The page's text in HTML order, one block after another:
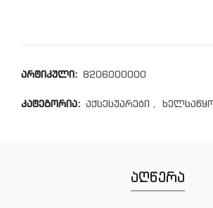
არტიკული: 8206000000
კატეგორია: აქსესუარები ,
აღწერა